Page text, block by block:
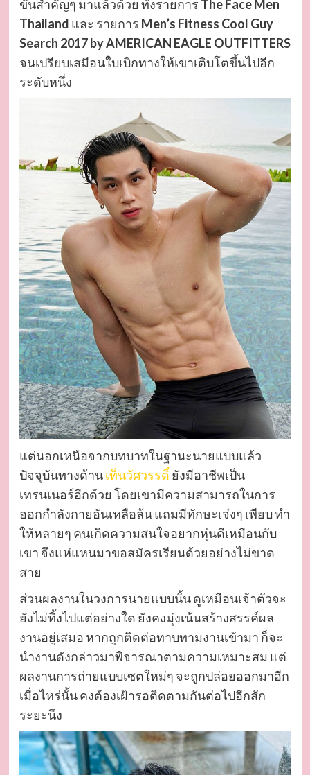
ขันสำคัญๆ มาแล้วด้วย ทั้งรายการ The Face Men
Thailand และ รายการ Men’s Fitness Cool Guy
Search 2017 by AMERICAN EAGLE OUTFITTERS
จนเปรียบเสมือนใบเบิกทางให้เขาเติบโตขึ้นไปอีก
ระดับหนึ่ง
แต่นอกเหนือจากบทบาทในฐานะนายแบบแล้ว
ปัจจุบันทางด้านเท็นวัศวรรดิ์ ยังมีอาชีพเป็น
เทรนเนอร์อีกด้วย โดยเขามีความสามารถในการ
ออกกำลังกายอันเหลือล้น แถมมีทักษะเจ๋งๆ เพียบ ทำ
ให้หลายๆ คนเกิดความสนใจอยากหุ่นดีเหมือนกับ
เขา จึงแห่แหนมาขอสมัครเรียนด้วยอย่างไม่ขาด
สาย
ส่วนผลงานในวงการนายแบบนั้น ดูเหมือนเจ้าตัวจะ
ยังไม่ทิ้งไปแต่อย่างใด ยังคงมุ่งเน้นสร้างสรรค์ผล
งานอยู่เสมอ หากถูกติดต่อทาบทามงานเข้ามา ก็จะ
นำงานดังกล่าวมาพิจารณาตามความเหมาะสม แต่
ผลงานการถ่ายแบบเซตใหม่ๆ จะถูกปล่อยออกมาอีก
เมื่อไหร่นั้น คงต้องเฝ้ารอติดตามกันต่อไปอีกสัก
ระยะนึง